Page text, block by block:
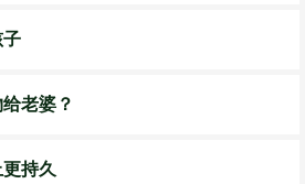
子
老婆？
持久